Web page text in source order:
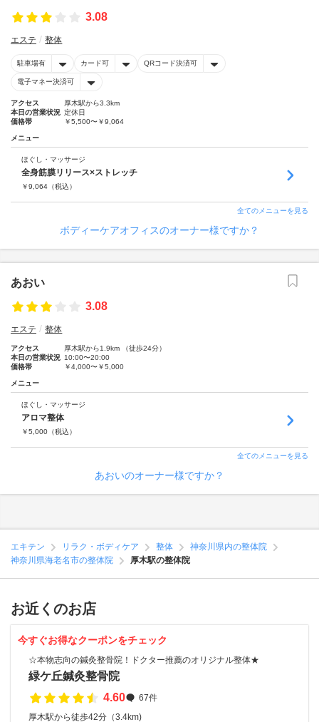
3.08
エステ 整体
駐車場有 カード可 QRコード決済可
電子マネー決済可
アクセス
厚木駅から3.3km
本日の営業状況 定休日
価格帯
￥5,500〜￥9,064
メニュー
ほぐし・マッサージ
全身筋膜リリース×ストレッチ
￥9,064 （税込）
全てのメニューを見る
ボディーケアオフィスのオーナー様ですか？
あおい
3.08
エステ 整体
アクセス
厚木駅から1.9km （徒歩24分）
本日の営業状況 10:00〜20:00
価格帯
￥4,000〜￥5,000
メニュー
ほぐし・マッサージ
アロマ整体
￥5,000 （税込）
全てのメニューを見る
あおいのオーナー様ですか？
エキテン リラク・ボディケア 整体
神奈川県内の整体院
神奈川県海老名市の整体院
厚木駅の整体院
お近くのお店
今すぐお得なクーポンをチェック
☆本物志向の鍼灸整骨院！ドクター推薦のオリジナル整体★
緑ケ丘鍼灸整骨院
4.60
67件
厚木駅から徒歩42分（3.4km)